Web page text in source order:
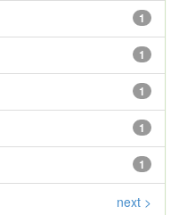
1
1
1
1
1
next >